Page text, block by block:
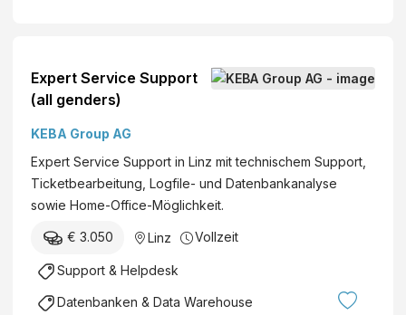
Expert Service Support
(all genders)
KEBA Group AG
Expert Service Support in Linz mit technischem Support,
Ticketbearbeitung, Logfile- und Datenbankanalyse
sowie Home-Office-Möglichkeit.
€ 3.050 Linz Vollzeit
Support & Helpdesk
Datenbanken & Data Warehouse